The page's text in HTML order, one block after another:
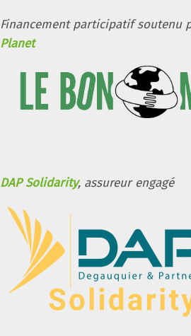
Financement participatif soutenu
Planet
DAP Solidarity, assureur engagé